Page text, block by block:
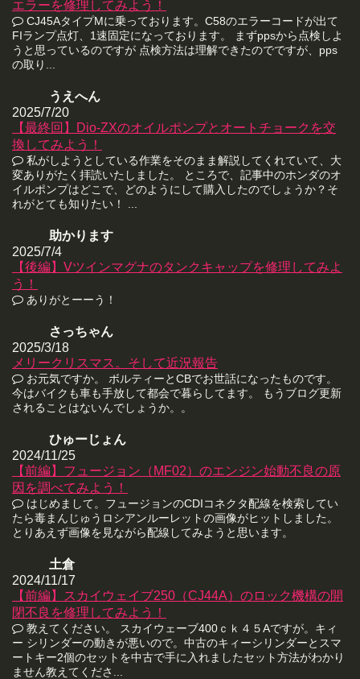
エラーを修理してみよう！
CJ45AタイプMに乗っております。C58のエラーコードが出て
FIランプ点灯、1速固定になっております。 まずppsから点検しよ
うと思っているのですが 点検方法は理解できたのでですが、pps
の取り...
うえへん
2025/7/20
【最終回】Dio-ZXのオイルポンプとオートチョークを交
換してみよう！
私がしようとしている作業をそのまま解説してくれていて、大
変ありがたく拝読いたしました。 ところで、記事中のホンダのオ
イルポンプはどこで、どのようにして購入したのでしょうか？そ
れがとても知りたい！ ...
助かります
2025/7/4
【後編】Vツインマグナのタンクキャップを修理してみよ
う！
ありがとーーう！
さっちゃん
2025/3/18
メリークリスマス。そして近況報告
お元気ですか。 ボルティーとCBでお世話になったものです。
今はバイクも車も手放して都会で暮らしてます。 もうブログ更新
されることはないんでしょうか。。
ひゅーじょん
2024/11/25
【前編】フュージョン（MF02）のエンジン始動不良の原
因を調べてみよう！
はじめまして。フュージョンのCDIコネクタ配線を検索してい
たら毒まんじゅうロシアンルーレットの画像がヒットしました。
とりあえず画像を見ながら配線してみようと思います。
土倉
2024/11/17
【前編】スカイウェイブ250（CJ44A）のロック機構の開
閉不良を修理してみよう！
教えてください。 スカイウェーブ400ｃｋ４５Aですが。キィ
ー シリンダーの動きが悪いので。中古のキィーシリンダーとスマ
ートキー2個のセットを中古で手に入れましたセット方法がわかり
ません教えてくださ...